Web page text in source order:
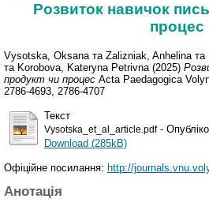
Розвиток навичок
процес
Vysotska, Oksana та Zalizniak, Anhelina та
та Korobova, Kateryna Petrivna (2025)
продукт чи процес Acta Paedagogiсa
2786-4693, 2786-4707
Текст
Vysotska_et_al_article.pdf-
Download (285kB)
Офіційне посилання: http://
Анотація